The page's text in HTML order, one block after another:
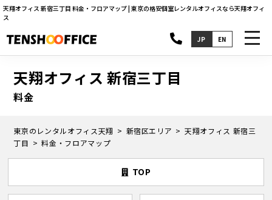
天翔オフィス 新宿三丁目 料金・フロアマップ | 東京の格安個室レンタルオフィスなら天翔オフィ
ス
JP EN
天翔オフィス 新宿三丁目
料金
東京のレンタルオフィス天翔 新宿区エリア
天翔オフィス 新宿三
丁目
料金・フロアマップ
TOP